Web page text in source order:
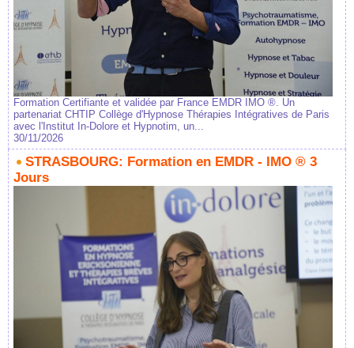
Formation Certifiante et validée par France EMDR IMO ®. Un
partenariat CHTIP Collège d'Hypnose Thérapies Intégratives de Paris
avec l'Institut In-Dolore et Hypnotim, un...
30/11/2026
STRASBOURG: Formation en EMDR - IMO ® 3
Jours